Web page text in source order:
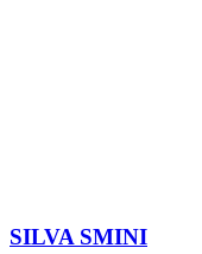
SILVA SMINI